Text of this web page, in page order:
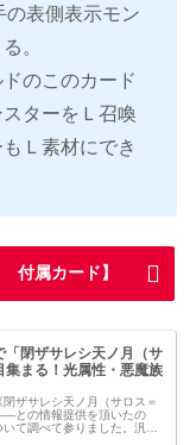
の表側表示モン
。
のこのカード
ターをＬ召喚
Ｌ素材にでき
付属カード】
「閉ザサレシ天ノ月（サ
集まる！光属性・悪魔族
閉ザサレシ天ノ月（サロス＝
との情報提供を頂いたの
て調べて参りました。汎用